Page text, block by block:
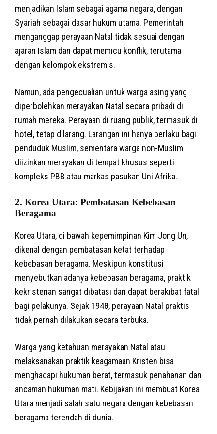
menjadikan Islam sebagai agama negara, dengan
Syariah sebagai dasar hukum utama. Pemerintah
menganggap perayaan Natal tidak sesuai dengan
ajaran Islam dan dapat memicu konflik, terutama
dengan kelompok ekstremis.
Namun, ada pengecualian untuk warga asing yang
diperbolehkan merayakan Natal secara pribadi di
rumah mereka. Perayaan di ruang publik, termasuk di
hotel, tetap dilarang. Larangan ini hanya berlaku bagi
penduduk Muslim, sementara warga non-Muslim
diizinkan merayakan di tempat khusus seperti
kompleks PBB atau markas pasukan Uni Afrika.
2.Korea Utara: Pembatasan Kebebasan
Beragama
Korea Utara, di bawah kepemimpinan Kim Jong Un,
dikenal dengan pembatasan ketat terhadap
kebebasan beragama. Meskipun konstitusi
menyebutkan adanya kebebasan beragama, praktik
kekristenan sangat dibatasi dan dapat berakibat fatal
bagi pelakunya. Sejak 1948, perayaan Natal praktis
tidak pernah dilakukan secara terbuka.
Warga yang ketahuan merayakan Natal atau
melaksanakan praktik keagamaan Kristen bisa
menghadapi hukuman berat, termasuk penahanan dan
ancaman hukuman mati. Kebijakan ini membuat Korea
Utara menjadi salah satu negara dengan kebebasan
beragama terendah di dunia.